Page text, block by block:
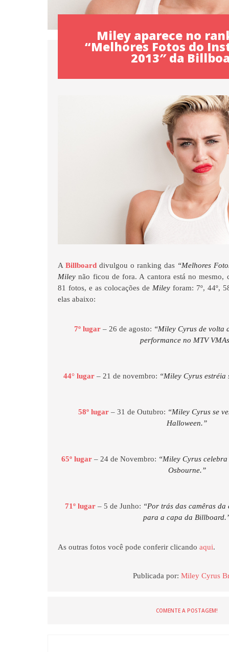
Miley aparece no
“Melhores Fotos do
2013″ da
ABillboard divulgou o ranking das “Melhores
Miley não ficou de fora. A cantora está no mesmo,
81 fotos, e as colocações de Mileyforam: 7º, 44º,
elas abaixo:
7º lugar– 26 de agosto: “Miley Cyrus de volta
performance no MTV
44° lugar – 21 de novembro: “Miley Cyrus
58º lugar – 31 de Outubro: “Miley Cyrus se
Halloween.”
65º lugar– 24 de Novembro: “Miley Cyrus
Osbourne.”
71º lugar– 5 de Junho: “Por trás das camêras
para a capa da
As outras fotos você pode conferir clicandoaqui.
Publicada por:Miley Cyrus
COMENTE A POSTAGEM!